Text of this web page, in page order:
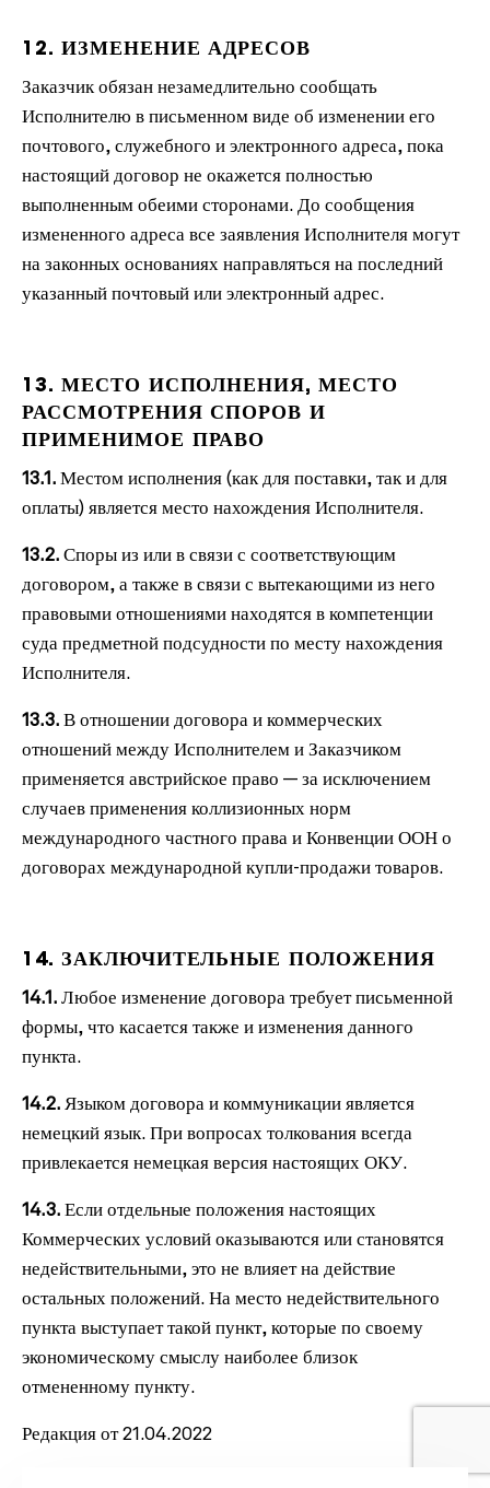
12. ИЗМЕНЕНИЕ АДРЕСОВ
Заказчик обязан незамедлительно сообщать
Исполнителю в письменном виде об изменении его
почтового, служебного и электронного адреса, пока
настоящий договор не окажется полностью
выполненным обеими сторонами. До сообщения
измененного адреса все заявления Исполнителя могут
на законных основаниях направляться на последний
указанный почтовый или электронный адрес.
13. МЕСТО ИСПОЛНЕНИЯ, МЕСТО
РАССМОТРЕНИЯ СПОРОВ И
ПРИМЕНИМОЕ ПРАВО
13.1. Местом исполнения (как для поставки, так и для
оплаты) является место нахождения Исполнителя.
13.2. Споры из или в связи с соответствующим
договором, а также в связи с вытекающими из него
правовыми отношениями находятся в компетенции
суда предметной подсудности по месту нахождения
Исполнителя.
13.3. В отношении договора и коммерческих
отношений между Исполнителем и Заказчиком
применяется австрийское право — за исключением
случаев применения коллизионных норм
международного частного права и Конвенции ООН о
договорах международной купли-продажи товаров.
14. ЗАКЛЮЧИТЕЛЬНЫЕ ПОЛОЖЕНИЯ
14.1. Любое изменение договора требует письменной
формы, что касается также и изменения данного
пункта.
14.2. Языком договора и коммуникации является
немецкий язык. При вопросах толкования всегда
привлекается немецкая версия настоящих ОКУ.
14.3. Если отдельные положения настоящих
Коммерческих условий оказываются или становятся
недействительными, это не влияет на действие
остальных положений. На место недействительного
пункта выступает такой пункт, которые по своему
экономическому смыслу наиболее близок
отмененному пункту.
Редакция от 21.04.2022